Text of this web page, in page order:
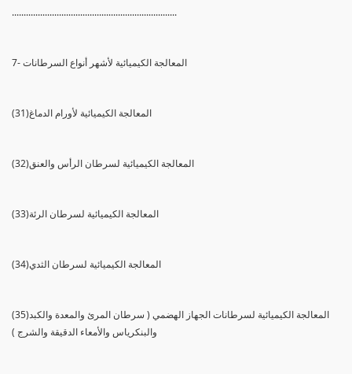
......................................................................
7- المعالجة الكيميائية لأشهر أنواع السرطانات
(31)المعالجة الكيميائية لأورام الدماغ
(32)المعالجة الكيميائية لسرطان الرأس والعنق
(33)المعالجة الكيميائية لسرطان الرئة
(34)المعالجة الكيميائية لسرطان الثدي
(35)المعالجة الكيميائية لسرطانات الجهاز الهضمي ( سرطان المرئ والمعدة والكبد
والبنكرياس والأمعاء الدقيقة والشرج )